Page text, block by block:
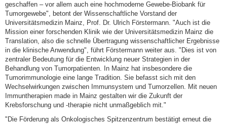
geschaffen – vor allem auch eine hochmoderne Gewebe-Biobank für
Tumorgewebe", betont der Wissenschaftliche Vorstand der
Universitätsmedizin Mainz, Prof. Dr. Ulrich Förstermann. "Auch ist die
Mission einer forschenden Klinik wie der Universitätsmedizin Mainz die
Translation, also die schnelle Übertragung wissenschaftlicher Ergebnisse
in die klinische Anwendung", führt Förstermann weiter aus. "Dies ist von
zentraler Bedeutung für die Entwicklung neuer Strategien in der
Behandlung von Tumorpatienten. In Mainz hat insbesondere die
Tumorimmunologie eine lange Tradition. Sie befasst sich mit den
Wechselwirkungen zwischen Immunsystem und Tumorzellen. Mit neuen
Immuntherapien made in Mainz gestalten wir die Zukunft der
Krebsforschung und -therapie nicht unmaßgeblich mit."
"Die Förderung als Onkologisches Spitzenzentrum bestätigt erneut die